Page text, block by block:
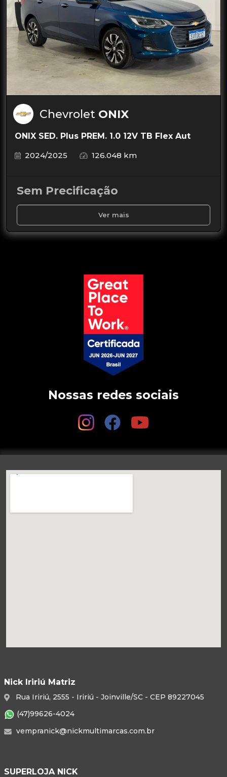
Chevrolet ONIX
ONIX SED. Plus PREM. 1.0 12V TB Flex Aut
2024/2025
126.048 km
Sem Precificação
Ver mais
Nossas redes sociais
Nick Iririú Matriz
Rua Iririú, 2555 - Iririú - Joinville/SC - CEP 89227045
(47)99626-4024
vempranick@nickmultimarcas.com.br
SUPERLOJA NICK